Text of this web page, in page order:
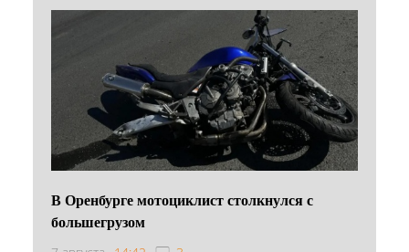
В Оренбурге мотоциклист столкнулся с
большегрузом